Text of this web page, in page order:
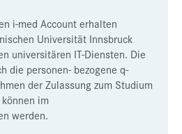
i-med Account erhalten
Universität Innsbruck
universitären IT-Diensten. Die
die personen- bezogene q-
der Zulassung zum Studium
im
werden.